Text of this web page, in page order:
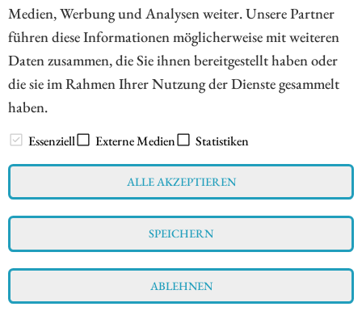
Medien, Werbung und Analysen weiter. Unsere Partner
führen diese Informationen möglicherweise mit weiteren
Daten zusammen, die Sie ihnen bereitgestellt haben oder
die sie im Rahmen Ihrer Nutzung der Dienste gesammelt
haben.
Essenziell Externe Medien Statistiken
ALLE AKZEPTIEREN
SPEICHERN
ABLEHNEN
ZUM KOMMENTAR
zu ESG bewussten Unternehmen aus allen Teilen der Welt
Impressum
Datenschutz
Interessenskonflikt & Risikohinweis
Nutzungsbedingungen